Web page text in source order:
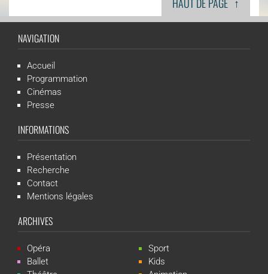
HAUT DE PAGE
NAVIGATION
Accueil
Programmation
Cinémas
Presse
INFORMATIONS
Présentation
Recherche
Contact
Mentions légales
ARCHIVES
Opéra
Ballet
Sport
Kids